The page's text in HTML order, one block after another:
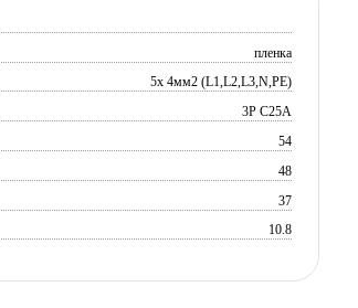
пленка
5х 4мм2 (L1,L2,L3,N,PE)
3P C25A
54
48
37
10.8